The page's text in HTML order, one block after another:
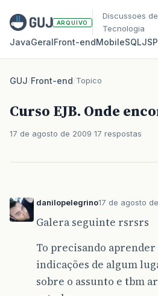
ARQUIVO
Discussoes
Tecnologia
JavaGeralFront‑endMobileSQLJS
GUJ/Front-end/Topico
Curso EJB. Onde
17 de agosto de 2009 17 respostas
danilopelegrino17 de agosto
Galera seguinte rsrsrs
To precisando aprender
indicações de algum
sobre o assunto e tbm